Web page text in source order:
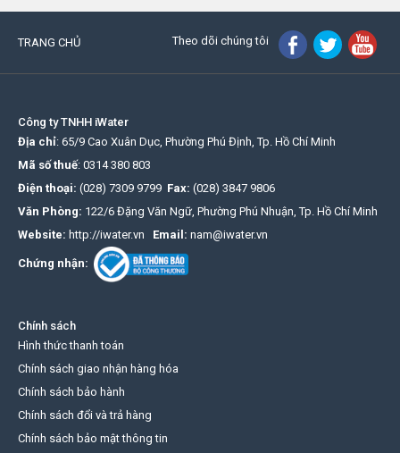
TRANG CHỦ Theo dõi chúng tôi
Công ty TNHH iWater
Địa chỉ: 65/9 Cao Xuân Dục, Phường Phú Định, Tp. Hồ Chí Minh
Mã số thuế: 0314 380 803
Điện thoại: (028) 7309 9799 Fax: (028) 3847 9806
Văn Phòng: 122/6 Đặng Văn Ngữ, Phường Phú Nhuận, Tp. Hồ Chí Minh
Website: http://iwater.vn Email: nam@iwater.vn
Chứng nhận:
Chính sách
Hình thức thanh toán
Chính sách giao nhận hàng hóa
Chính sách bảo hành
Chính sách đổi và trả hàng
Chính sách bảo mật thông tin